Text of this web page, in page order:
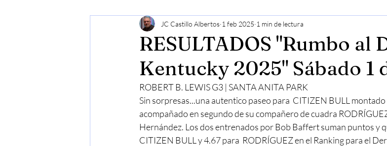
RESULTADOS "Rumbo al
Kentucky 2025" Sábado 1
JC Castillo Albertos 1 feb 2025 1 min de lectura
ROBERT B. LEWIS G3 | SANTA ANITA PARK
Sin sorpresas...una autentico paseo para  CITIZEN BULL
acompañado en segundo de su compañero de cuadra
Hernández. Los dos entrenados por Bob Baffert suman puntos y
CITIZEN BULL y 4.67 para  RODRÍGUEZ en el Ranking para el